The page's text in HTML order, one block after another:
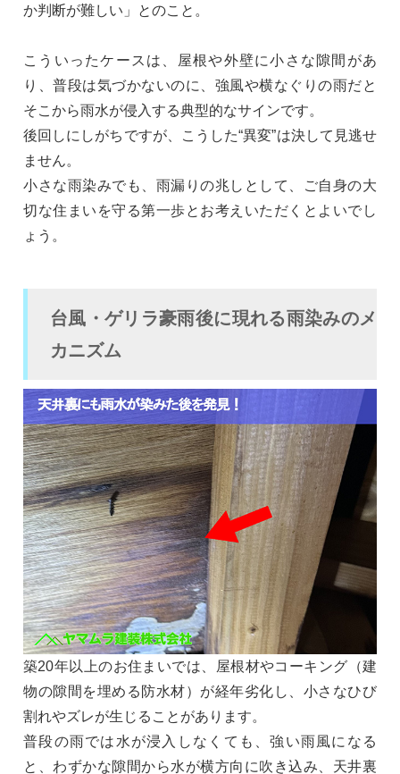
か判断が難しい」とのこと。
こういったケースは、屋根や外壁に小さな隙間があ
り、普段は気づかないのに、強風や横なぐりの雨だと
そこから雨水が侵入する典型的なサインです。
後回しにしがちですが、こうした“異変”は決して見逃せ
ません。
小さな雨染みでも、雨漏りの兆しとして、ご自身の大
切な住まいを守る第一歩とお考えいただくとよいでし
ょう。
台風・ゲリラ豪雨後に現れる雨染みのメ
カニズム
築20年以上のお住まいでは、屋根材やコーキング（建
物の隙間を埋める防水材）が経年劣化し、小さなひび
割れやズレが生じることがあります。
普段の雨では水が浸入しなくても、強い雨風になる
と、わずかな隙間から水が横方向に吹き込み、天井裏